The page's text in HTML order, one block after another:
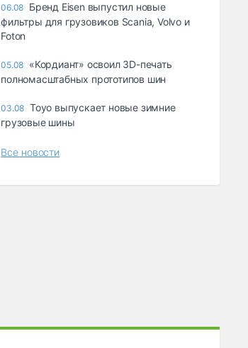
06.08 Бренд Eisen выпустил новые
фильтры для грузовиков Scania, Volvo и
Foton
05.08 «Кордиант» освоил 3D-печать
полномасштабных прототипов шин
03.08 Toyo выпускает новые зимние
грузовые шины
Все новости